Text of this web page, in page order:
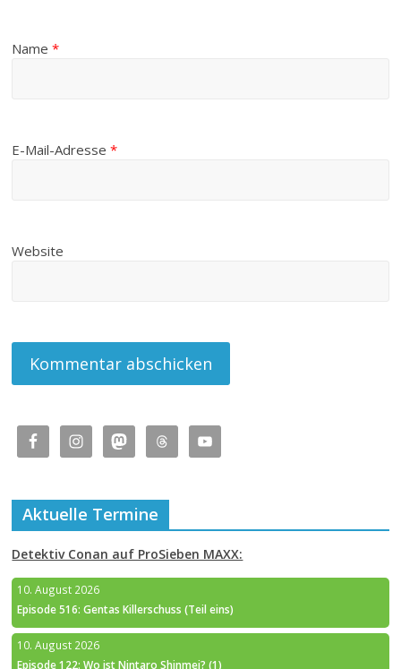
Name*
E-Mail-Adresse*
Website
Aktuelle Termine
Detektiv Conan auf ProSieben MAXX:
10. August 2026
Episode 516: Gentas Killerschuss (Teil eins)
10. August 2026
Episode 122: Wo ist Nintaro Shinmei? (1)